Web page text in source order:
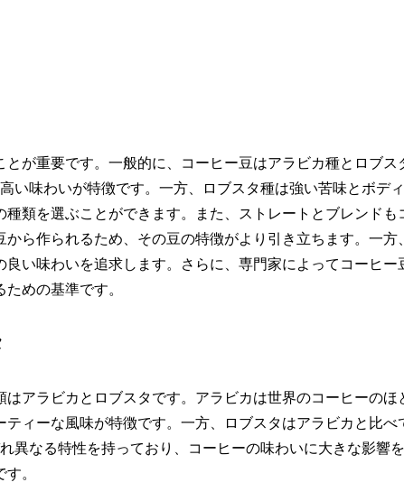
が重要です。一般的に、コーヒー豆はアラビカ種とロブス
い味わいが特徴です。一方、ロブスタ種は強い苦味とボデ
類を選ぶことができます。また、ストレートとブレンドも
ら作られるため、その豆の特徴がより引き立ちます。一方
い味わいを追求します。さらに、専門家によってコーヒー
めの基準です。
アラビカとロブスタです。アラビカは世界のコーヒーのほ
ィーな風味が特徴です。一方、ロブスタはアラビカと比べ
異なる特性を持っており、コーヒーの味わいに大きな影響を
。